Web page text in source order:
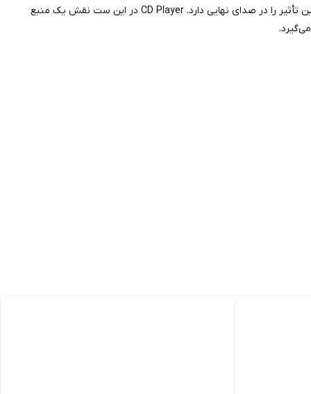
اگر بخواهیم صادقانه نگاه کنیم، این آمپلی‌فایر STP-80 است که بیشترین تأثیر را در صدای نهایی دارد. CD Player در این ست نقش یک منبع